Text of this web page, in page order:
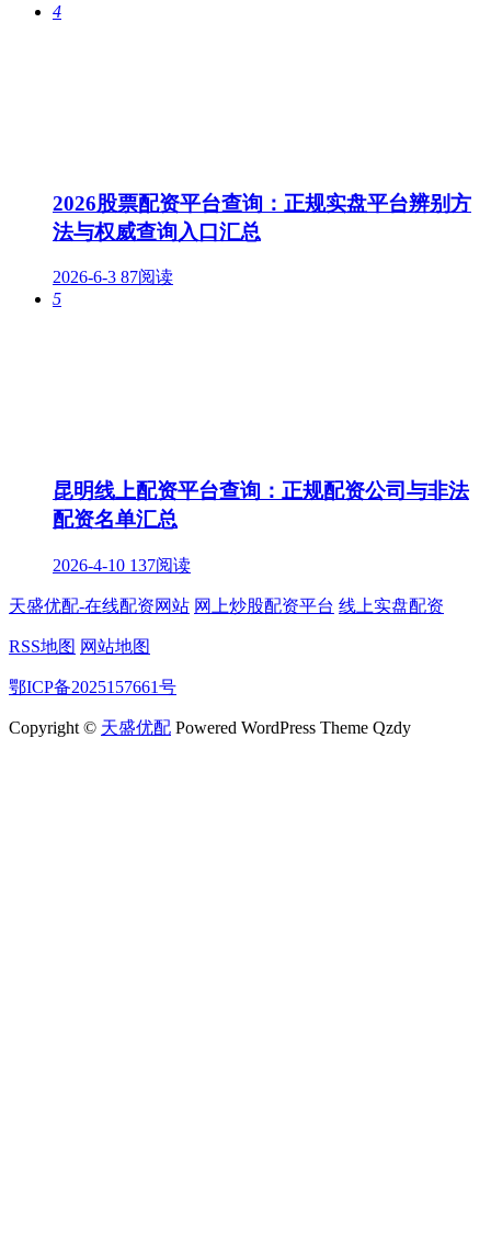
4
2026股票配资平台查询：正规实盘平台辨别方
法与权威查询入口汇总
2026-6-3 87阅读
5
昆明线上配资平台查询：正规配资公司与非法
配资名单汇总
2026-4-10 137阅读
天盛优配-在线配资网站 网上炒股配资平台 线上实盘配资
RSS地图 网站地图
鄂ICP备2025157661号
Copyright © 天盛优配 Powered WordPress Theme Qzdy